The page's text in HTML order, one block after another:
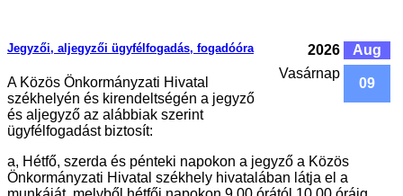
2026
Aug
Vasárnap
09
Jegyzői, aljegyzői ügyfélfogadás, fogadóóra
A Közös Önkormányzati Hivatal
székhelyén és kirendeltségén a jegyző
és aljegyző az alábbiak szerint
ügyfélfogadást biztosít:
a, Hétfő, szerda és pénteki napokon a jegyző a Közös
Önkormányzati Hivatal székhely hivatalában látja el a